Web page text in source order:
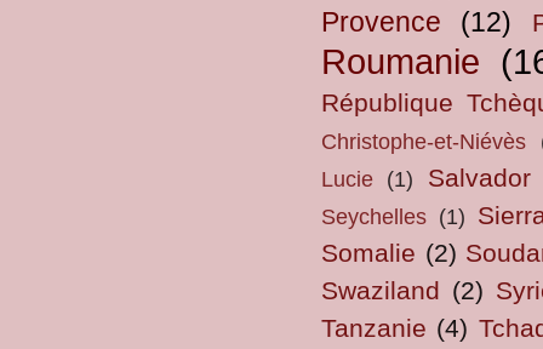
Provence (12)
Roumanie
République
Christophe-et-Niévès
Lucie (1) Salvador
Seychelles (1)
Somalie (2)
Swaziland (2)
Tanzanie (4)